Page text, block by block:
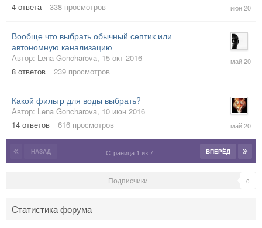
4 ответа 338 просмотров
июн
Вообще что выбрать обычный септик или
автономную канализацию
Автор: Lena Goncharova, 15 окт 2016
8 ответов 239 просмотров
май
Какой фильтр для воды выбрать?
Автор: Lena Goncharova, 10 июн 2016
14 ответов 616 просмотров
май
2020
НАЗАД ВПЕРЁД
Страница 1 из 7
Подписчики 0
Статистика форума